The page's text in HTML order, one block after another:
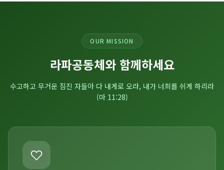
OUR MISSION
라파공동체와 함께하세요
수고하고 무거운 짐진 자들아 다 내게로 오라, 내가 너희를 쉬게 하리라
(마 11:28)